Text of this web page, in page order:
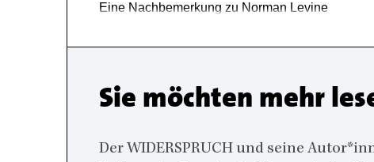
Body
Eine Nachbemerkung zu Norman Levine
Sie möchten mehr
Der WIDERSPRUCH und seine